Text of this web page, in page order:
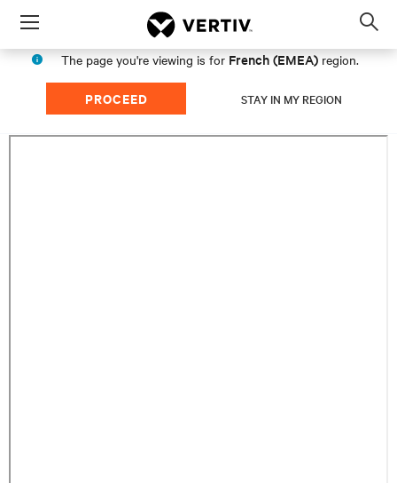
Menu
The page you're viewing is for French (EMEA) region.
PROCEED STAY IN MY REGION